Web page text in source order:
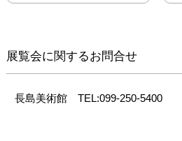
毎回メンバーチェンジを
繰り返しながら、広く造
形美術の多様性を探求し
展覧会に関するお問合せ
長島美術館　TEL:099-250-5400